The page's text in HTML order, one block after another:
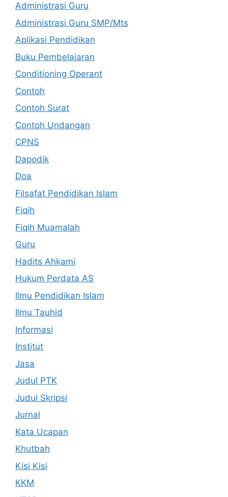
Administrasi Guru
Administrasi Guru SMP/Mts
Aplikasi Pendidikan
Buku Pembelajaran
Conditioning Operant
Contoh
Contoh Surat
Contoh Undangan
CPNS
Dapodik
Doa
Filsafat Pendidikan Islam
Fiqih
Fiqih Muamalah
Guru
Hadits Ahkami
Hukum Perdata AS
Ilmu Pendidikan Islam
Ilmu Tauhid
Informasi
Institut
Jasa
Judul PTK
Judul Skripsi
Jurnal
Kata Ucapan
Khutbah
Kisi Kisi
KKM